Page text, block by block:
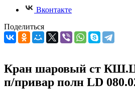
Вконтакте
Поделиться
Кран шаровый ст
п/привар полн LD